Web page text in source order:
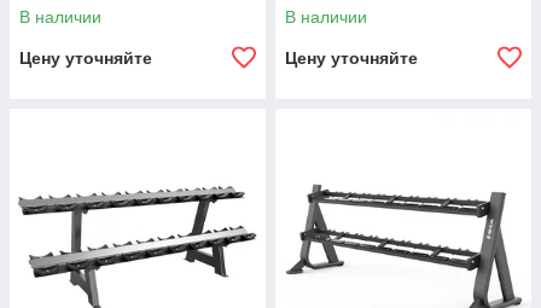
В наличии
Цену уточняйте
В наличии
Цену уточняйте